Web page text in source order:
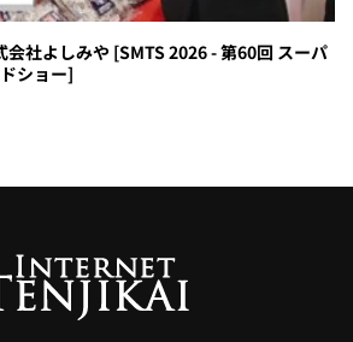
社よしみや [SMTS 2026 - 第60回 スーパ
ショー]